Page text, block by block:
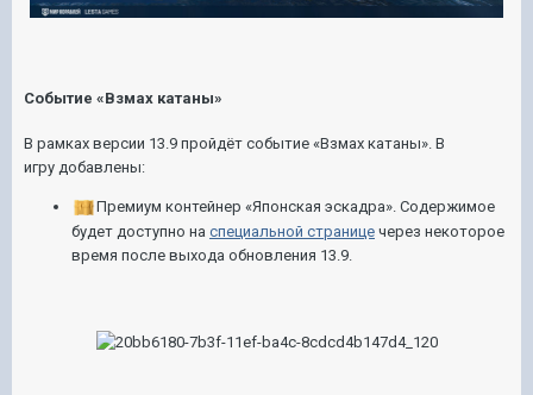
Событие «Взмах катаны»
В рамках версии 13.9 пройдёт событие «Взмах катаны». В
игру добавлены:
Премиум контейнер «Японская эскадра». Содержимое
будет доступно на специальной странице через некоторое
время после выхода обновления 13.9.